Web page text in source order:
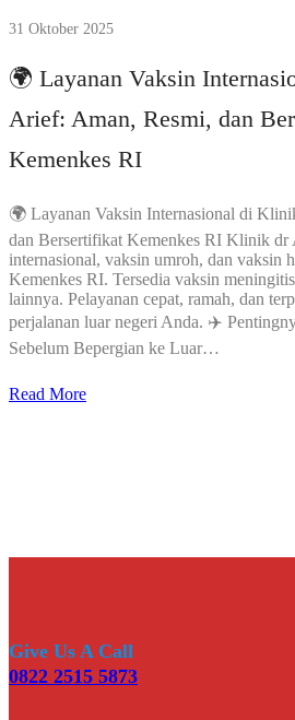
31 Oktober 2025
🌍 Layanan Vaksin
Arief: Aman, Resmi, dan
Kemenkes RI
🌍 Layanan Vaksin Internasional di
dan Bersertifikat Kemenkes RI Klinik dr
internasional, vaksin umroh, dan vaksin
Kemenkes RI. Tersedia vaksin
lainnya. Pelayanan cepat, ramah, dan
perjalanan luar negeri Anda. ✈️
Sebelum Bepergian ke Luar…
Read More
Give Us A Call
0822 2515 5873